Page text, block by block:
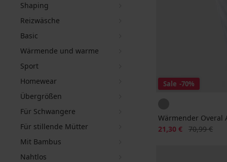
Shaping
Reizwäsche
Basic
Wärmende und warme
Sport
Homewear
Übergrößen
Für Schwangere
Für stillende Mütter
Mit Bambus
Nahtlos
Sale -70%
Wärmender Overal
Rabatt
21,30 € Alter Preis
70,99 €